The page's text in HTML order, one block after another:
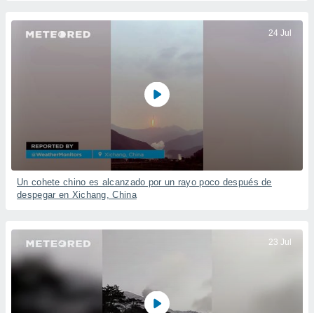
24 Jul
Un cohete chino es alcanzado por un rayo poco después de
despegar en Xichang, China
23 Jul